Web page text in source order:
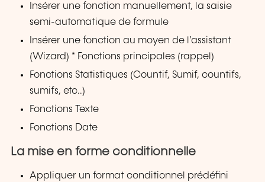
Insérer une fonction manuellement, la saisie
semi-automatique de formule
Insérer une fonction au moyen de l’assistant
(Wizard) * Fonctions principales (rappel)
Fonctions Statistiques (Countif, Sumif, countifs,
sumifs, etc..)
Fonctions Texte
Fonctions Date
La mise en forme conditionnelle
Appliquer un format conditionnel prédéfini